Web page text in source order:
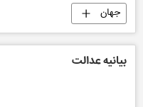
جهان
بیانیه عدالت